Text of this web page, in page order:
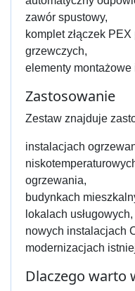
zawór spustowy,
komplet złączek
grzewczych,
elementy
Zastosowanie
Zestaw znajduje
instalacjach
ogrzewania,
budynkach
lokalach usługowych,
nowych instalacjach
modernizacjach
Dlaczego warto